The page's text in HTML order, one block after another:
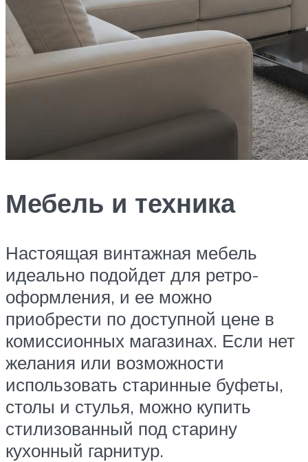
Мебель и техника
Настоящая винтажная мебель
идеально подойдет для ретро-
оформления, и ее можно
приобрести по доступной цене в
комиссионных магазинах. Если нет
желания или возможности
использовать старинные буфеты,
столы и стулья, можно купить
стилизованный под старину
кухонный гарнитур.